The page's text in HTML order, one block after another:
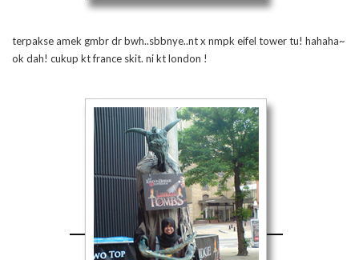
terpakse amek gmbr dr bwh..sbbnye..nt x nmpk eifel tower tu! hahaha~
ok dah! cukup kt france skit. ni kt london !